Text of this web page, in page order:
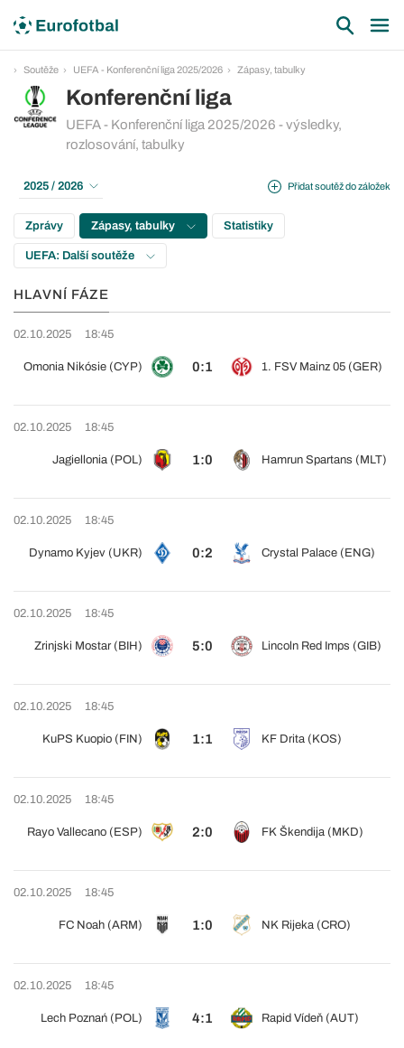
Soutěže UEFA - Konferenční liga 2025/2026 Zápasy, tabulky
Konferenční liga
UEFA - Konferenční liga 2025/2026 - výsledky,
rozlosování, tabulky
Přidat soutěž do záložek
2025 / 2026
Zprávy Zápasy, tabulky Statistiky
UEFA: Další soutěže
HLAVNÍ FÁZE
02.10.2025 18:45
Omonia Nikósie (CYP) 0:1 1. FSV Mainz 05 (GER)
02.10.2025 18:45
Jagiellonia (POL) 1:0 Hamrun Spartans (MLT)
02.10.2025 18:45
Dynamo Kyjev (UKR) 0:2 Crystal Palace (ENG)
02.10.2025 18:45
Zrinjski Mostar (BIH) 5:0 Lincoln Red Imps (GIB)
02.10.2025 18:45
KuPS Kuopio (FIN) 1:1 KF Drita (KOS)
02.10.2025 18:45
Rayo Vallecano (ESP) 2:0 FK Škendija (MKD)
02.10.2025 18:45
FC Noah (ARM) 1:0 NK Rijeka (CRO)
02.10.2025 18:45
Lech Poznań (POL) 4:1 Rapid Vídeň (AUT)